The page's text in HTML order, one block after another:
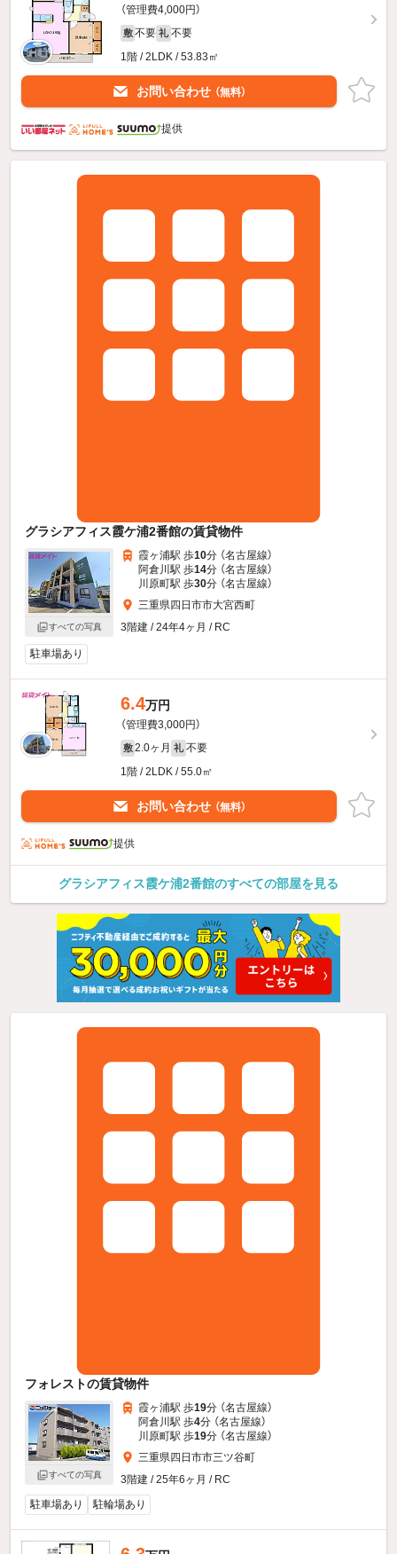
（管理費4,000円）
敷 不要 礼 不要
1階 / 2LDK / 53.83㎡
お問い合わせ （無料）
提供
グラシアフィス霞ケ浦2番館の賃貸物件
すべての写真
霞ヶ浦駅 歩10分 （名古屋線）
阿倉川駅 歩14分 （名古屋線）
川原町駅 歩30分 （名古屋線）
三重県四日市市大宮西町
3階建 / 24年4ヶ月 / RC
駐車場あり
6.4万円
（管理費3,000円）
敷 2.0ヶ月 礼 不要
1階 / 2LDK / 55.0㎡
お問い合わせ （無料）
提供
グラシアフィス霞ケ浦2番館のすべての部屋を見る
フォレストの賃貸物件
すべての写真
霞ヶ浦駅 歩19分 （名古屋線）
阿倉川駅 歩4分 （名古屋線）
川原町駅 歩19分 （名古屋線）
三重県四日市市三ツ谷町
3階建 / 25年6ヶ月 / RC
駐車場あり
駐輪場あり